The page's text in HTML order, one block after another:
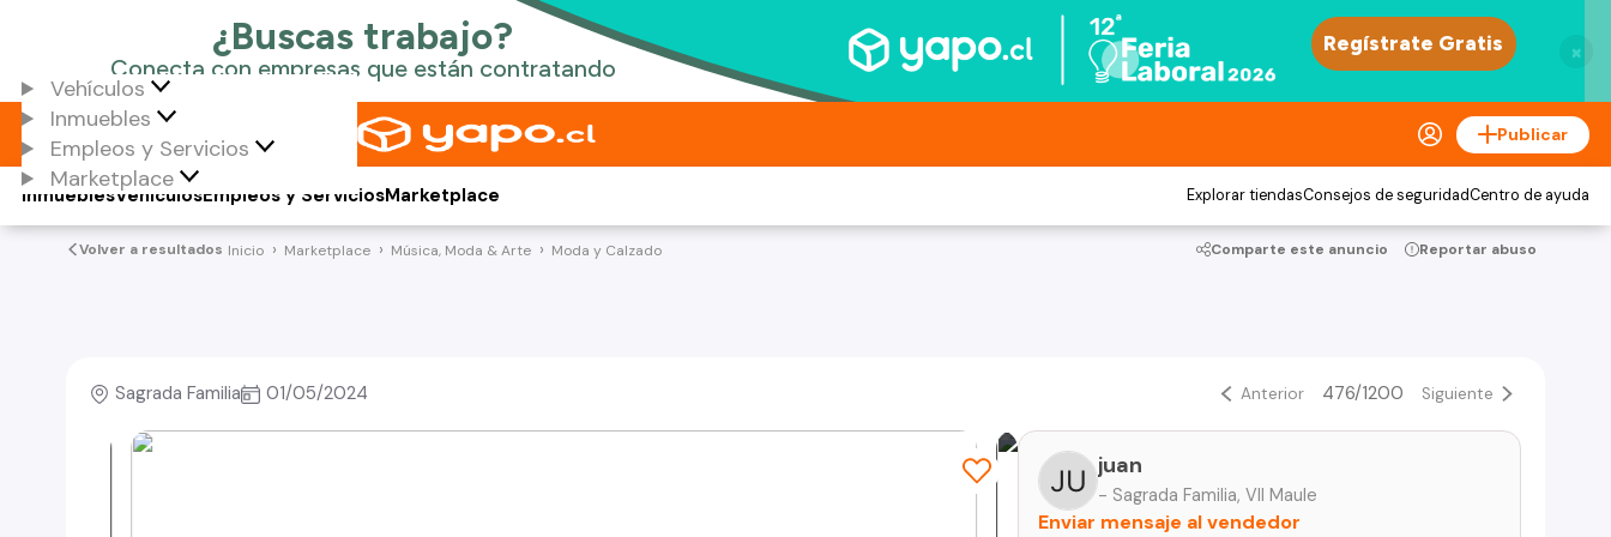
×
Vehículos
Inmuebles
Empleos y Servicios
Marketplace
Publicar
Vehículos
Inmuebles Empleos y ServiciosMarketplace Explorar tiendasConsejos de seguridadCentro de ayuda
Volver a resultados Inicio Marketplace Música, Moda & Arte Moda y Calzado Comparte este anuncio Reportar abuso
Sagrada Familia 01/05/2024 Anterior 476/1200 Siguiente
juan
- Sagrada Familia, VII Maule
Enviar mensaje al vendedor